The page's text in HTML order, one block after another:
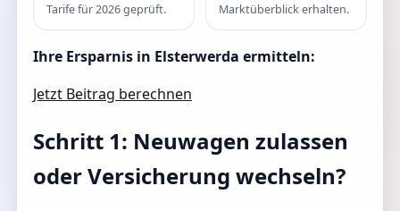
Tarife für 2026 geprüft. Marktüberblick erhalten.
Ihre Ersparnis in Elsterwerda ermitteln:
Jetzt Beitrag berechnen
Schritt 1: Neuwagen zulassen
oder Versicherung wechseln?